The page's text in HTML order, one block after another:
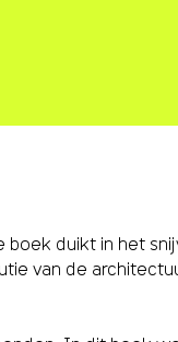
duikt in het
van de